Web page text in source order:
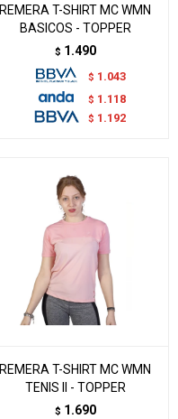
REMERA T-SHIRT MC WMN
BASICOS - TOPPER
$ 1.490
$ 1.043
$ 1.118
$ 1.192
REMERA T-SHIRT MC WMN
TENIS II - TOPPER
$ 1.690